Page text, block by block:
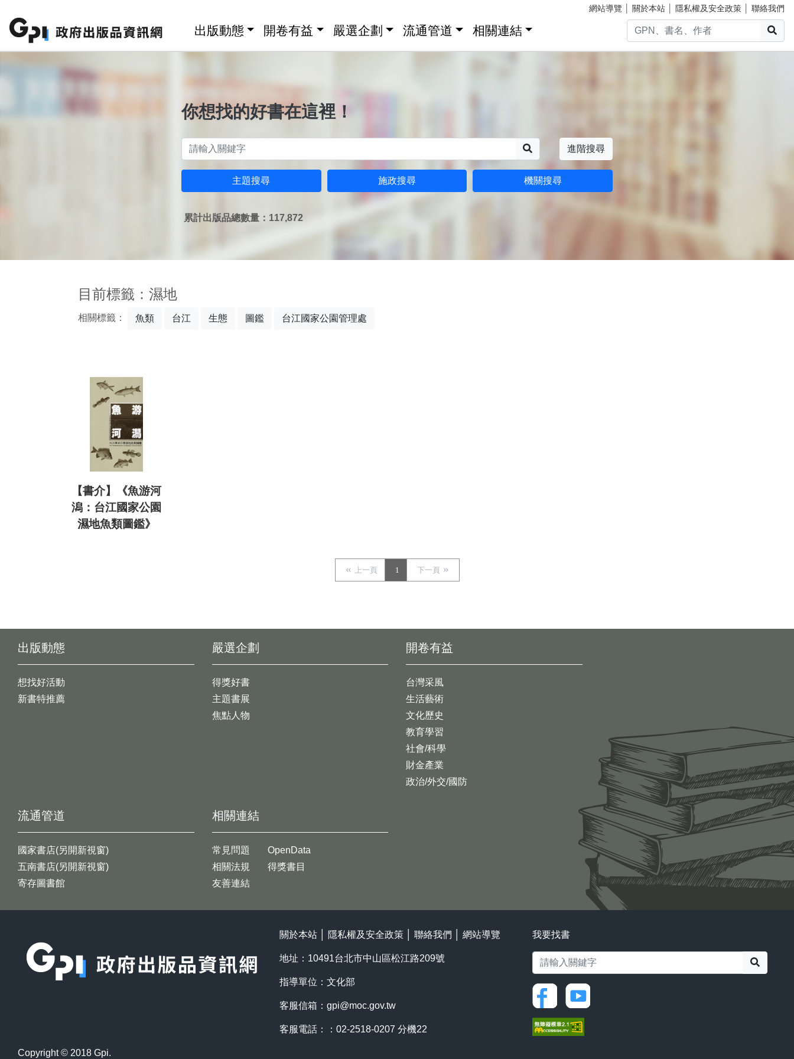
網站導覽 關於本站 隱私權及安全政策 聯絡我們
出版動態 開卷有益 嚴選企劃 流通管道 相關連結
你想找的好書在這裡！
進階搜尋
主題搜尋 施政搜尋 機關搜尋
累計出版品總數量：117,872
目前標籤：濕地
相關標籤： 魚類 台江 生態 圖鑑 台江國家公園管理處
【書介】《魚游河
潟：台江國家公園
濕地魚類圖鑑》
上一頁 1 下一頁
出版動態
想找好活動
新書特推薦
開卷有益
台灣采風
生活藝術
文化歷史
教育學習
社會/科學
財金產業
政治/外交/國防
嚴選企劃
得獎好書
主題書展
焦點人物
流通管道
國家書店(另開新視窗)
五南書店(另開新視窗)
寄存圖書館
相關連結
常見問題
相關法規
友善連結
OpenData
得獎書目
關於本站 隱私權及安全政策 聯絡我們 網站導覽
地址：10491台北市中山區松江路209號
指導單位：文化部
客服信箱： gpi@moc.gov.tw
客服電話：：02-2518-0207 分機22
我要找書
Copyright © 2018 Gpi.